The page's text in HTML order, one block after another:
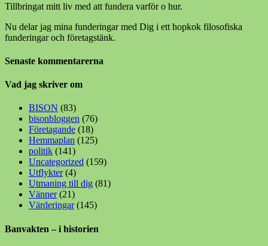
Tillbringat mitt liv med att fundera varför o hur.
Nu delar jag mina funderingar med Dig i ett hopkok filosofiska
funderingar och företagstänk.
Senaste kommentarerna
Vad jag skriver om
BISON (83)
bisonbloggen (76)
Företagande (18)
Hemmaplan (125)
politik (141)
Uncategorized (159)
Utflykter(4)
Utmaning till dig (81)
Vänner(21)
Värderingar(145)
Banvakten – i historien